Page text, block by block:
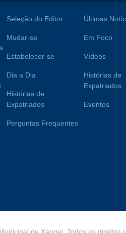
Seleção do Editor
Mudar-se
Estabelecer-se
Dia a Dia
Histórias de
Expatriados
Perguntas Frequentes
Últimas
Em Foco
Vídeos
Histórias de
Expatriados
Eventos